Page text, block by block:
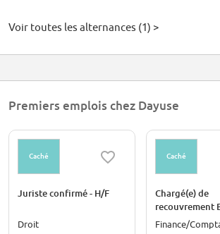
Voir toutes les alternances (1) >
Premiers emplois chez Dayuse
Caché
Juriste confirmé - H/F
Droit
Caché
Chargé(e) de
recouvrement
H/F
Finance/